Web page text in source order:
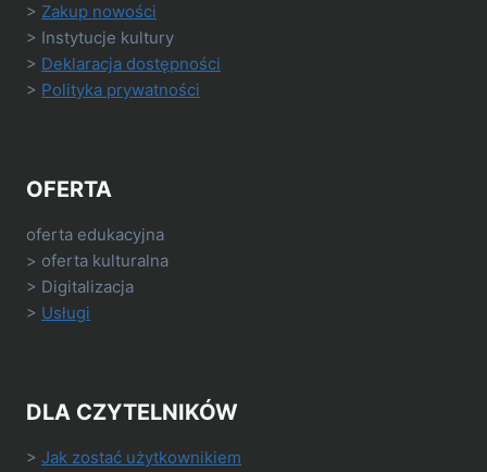
> Zakup nowości
> Instytucje kultury
> Deklaracja dostępności
> Polityka prywatności
OFERTA
oferta edukacyjna
> oferta kulturalna
> Digitalizacja
> Usługi
DLA CZYTELNIKÓW
> Jak zostać użytkownikiem